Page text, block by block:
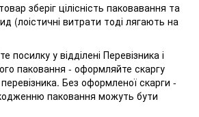
зберіг цілісність паковавання та
(лоістичні витрати тоді лягають на
посилку у відділені Перевізника і
паковання - оформляйте скаргу
Без оформленої скарги -
паковання можуть бути